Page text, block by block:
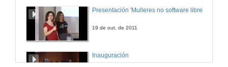
Presentación 'Mulleres no software libre'
19 de out. de 2011
Inauguración